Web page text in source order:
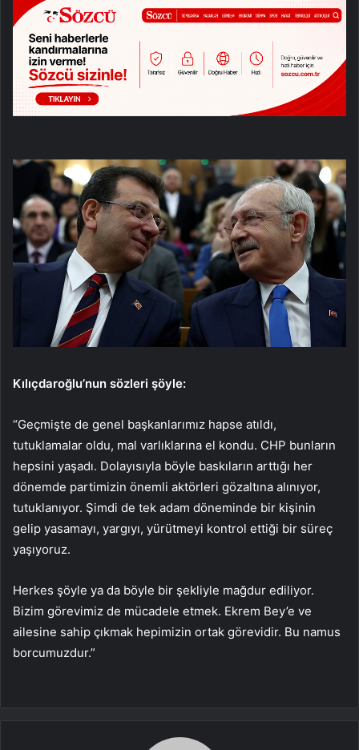
Kılıçdaroğlu’nun sözleri şöyle:
“Geçmişte de genel başkanlarımız hapse atıldı,
tutuklamalar oldu, mal varlıklarına el kondu. CHP bunların
hepsini yaşadı. Dolayısıyla böyle baskıların arttığı her
dönemde partimizin önemli aktörleri gözaltına alınıyor,
tutuklanıyor. Şimdi de tek adam döneminde bir kişinin
gelip yasamayı, yargıyı, yürütmeyi kontrol ettiği bir süreç
yaşıyoruz.
Herkes şöyle ya da böyle bir şekliyle mağdur ediliyor.
Bizim görevimiz de mücadele etmek. Ekrem Bey’e ve
ailesine sahip çıkmak hepimizin ortak görevidir. Bu namus
borcumuzdur.”